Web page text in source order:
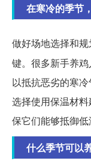
在寒冷的季节
做好场地选择和
键。很多新手养
以抵抗恶劣的寒
选择使用保温材
保它们能够抵御低
什么季节可以